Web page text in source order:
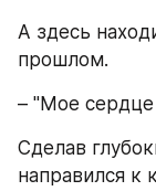
А здесь
прошлом.
– "Мое сердце
Сделав
направился к